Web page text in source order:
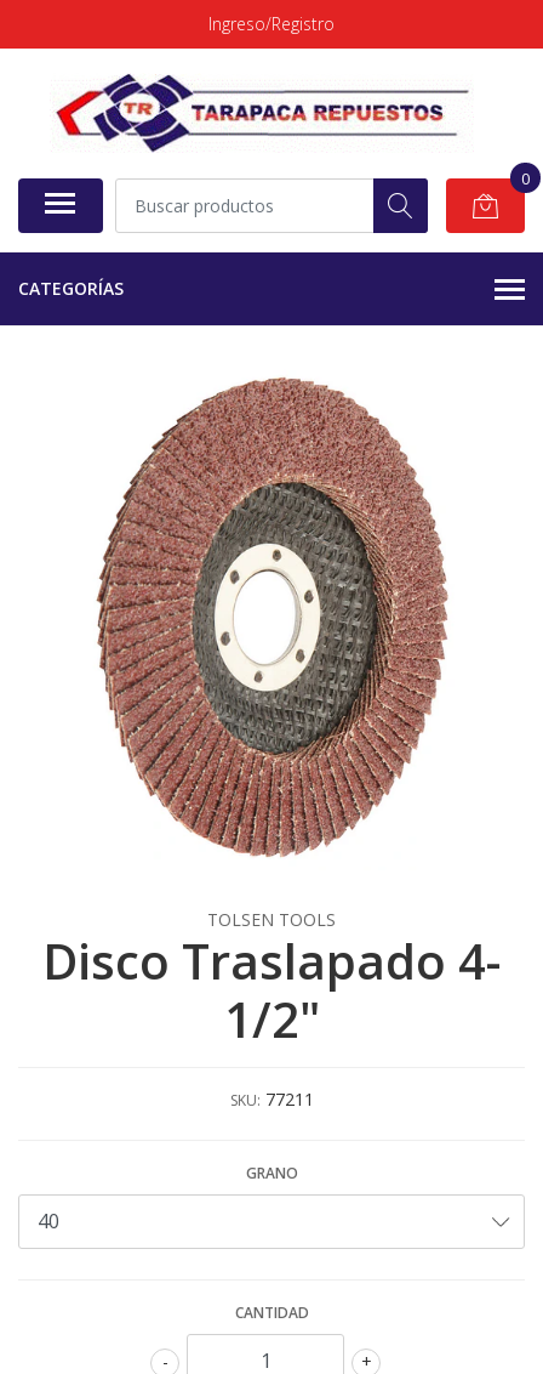
Ingreso/Registro
0
CATEGORÍAS
TOLSEN TOOLS
Disco Traslapado 4-
1/2"
SKU: 77211
GRANO
CANTIDAD
+
-